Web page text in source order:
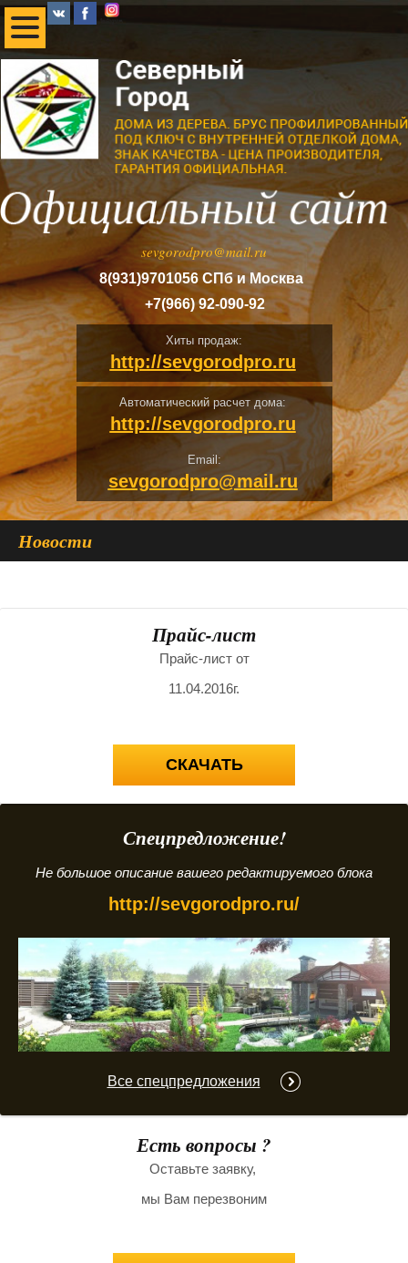
sevgorodpro@mail.ru
8(931)9701056 СПб и Москва
+7(966) 92-090-92
Хиты продаж:
http://sevgorodpro.ru
Автоматический расчет дома:
http://sevgorodpro.ru
Email:
sevgorodpro@mail.ru
Прайс-лист
Прайс-лист от
11.04.2016г.
СКАЧАТЬ
Спецпредложение!
Не большое описание вашего редактируемого блока
http://sevgorodpro.ru/
Все спецпредложения
Есть вопросы ?
Оставьте заявку,
мы Вам перезвоним
Новости